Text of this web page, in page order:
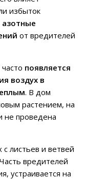
избыток
от вредителей
появляется
воздух в
. В дом
растением, на
не проведена
листьев и ветвей
вредителей
устраивается на